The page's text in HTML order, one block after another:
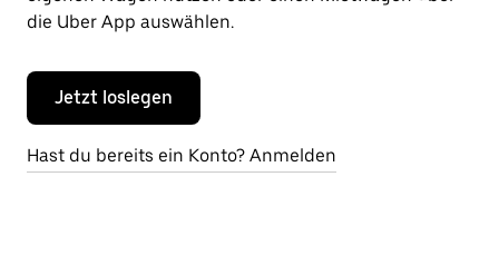
die Uber App auswählen.
Jetzt loslegen
Hast du bereits ein Konto? Anmelden